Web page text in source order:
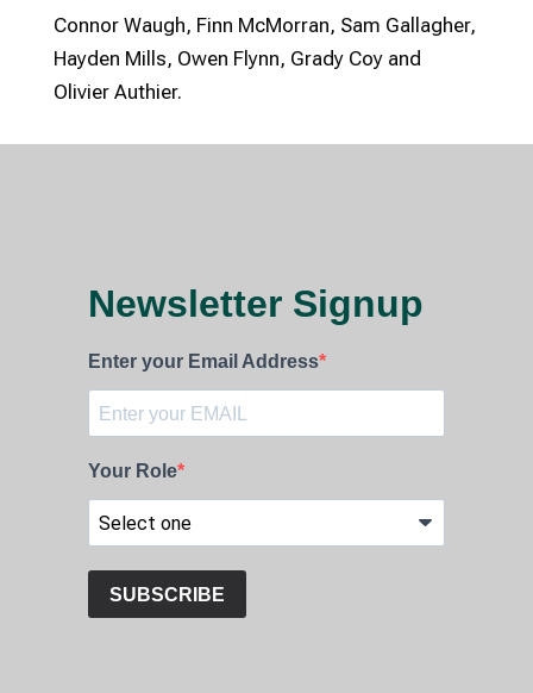
Connor Waugh, Finn McMorran, Sam Gallagher,
Hayden Mills, Owen Flynn, Grady Coy and
Olivier Authier.